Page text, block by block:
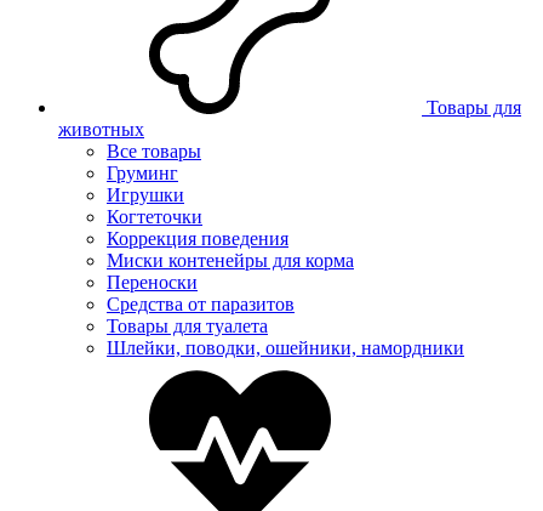
Товары для
животных
Все товары
Груминг
Игрушки
Когтеточки
Коррекция поведения
Миски контенейры для корма
Переноски
Средства от паразитов
Товары для туалета
Шлейки, поводки, ошейники, намордники